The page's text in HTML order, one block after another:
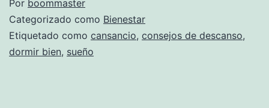
Por boommaster
Categorizado como Bienestar
Etiquetado como cansancio, consejos de descanso,
dormir bien, sueño